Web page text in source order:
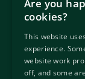
Are you
cookies?
This website
experience.
website work
off, and some